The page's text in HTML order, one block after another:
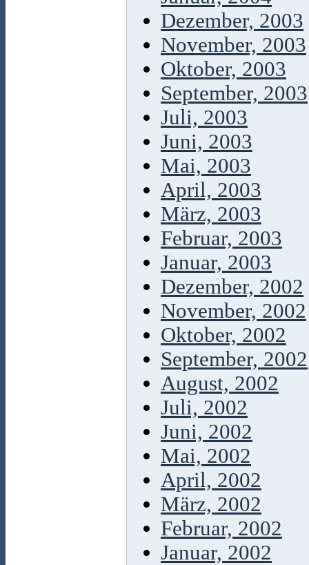
Dezember, 2003
November, 2003
Oktober, 2003
September, 2003
Juli, 2003
Juni, 2003
Mai, 2003
April, 2003
März, 2003
Februar, 2003
Januar, 2003
Dezember, 2002
November, 2002
Oktober, 2002
September, 2002
August, 2002
Juli, 2002
Juni, 2002
Mai, 2002
April, 2002
März, 2002
Februar, 2002
Januar, 2002